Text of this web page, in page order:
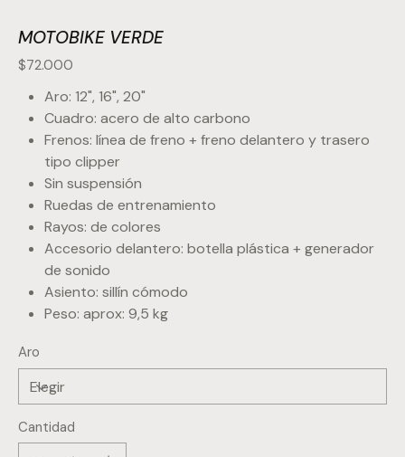
MOTOBIKE VERDE
Precio
$72.000
Aro: 12", 16", 20"
Cuadro: acero de alto carbono
Frenos: línea de freno + freno delantero y trasero
tipo clipper
Sin suspensión
Ruedas de entrenamiento
Rayos: de colores
Accesorio delantero: botella plástica + generador
de sonido
Asiento: sillín cómodo
Peso: aprox: 9,5 kg
Aro
Cantidad